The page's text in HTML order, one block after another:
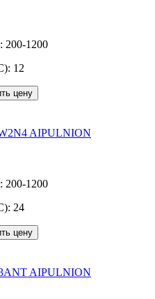
200-1200
12
цену
AIPULNION
200-1200
24
цену
AIPULNION